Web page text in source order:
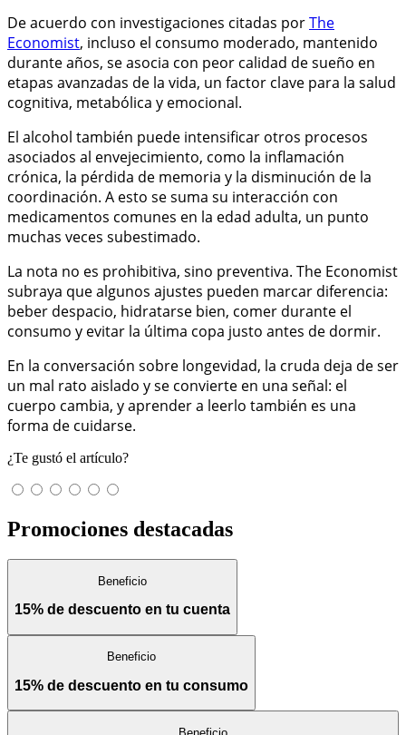
De acuerdo con investigaciones citadas porThe
Economist, incluso el consumo moderado, mantenido
durante años, se asocia con peor calidad de sueño en
etapas avanzadas de la vida, un factor clave para la salud
cognitiva, metabólica y emocional.
El alcohol también puede intensificar otros procesos
asociados al envejecimiento, como la inflamación
crónica, la pérdida de memoria y la disminución de la
coordinación. A esto se suma su interacción con
medicamentos comunes en la edad adulta, un punto
muchas veces subestimado.
La nota no es prohibitiva, sino preventiva. The Economist
subraya que algunos ajustes pueden marcar diferencia:
beber despacio, hidratarse bien, comer durante el
consumo y evitar la última copa justo antes de dormir.
En la conversación sobre longevidad, la cruda deja de ser
un mal rato aislado y se convierte en una señal: el
cuerpo cambia, y aprender a leerlo también es una
forma de cuidarse.
¿Te gustó el artículo?
Promociones destacadas
Beneficio
15% de descuento en tu cuenta
Beneficio
15% de descuento en tu consumo